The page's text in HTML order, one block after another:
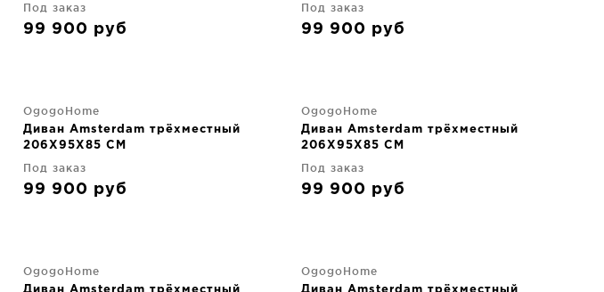
Под заказ
99 900 руб
Под заказ
99 900 руб
OgogoHome
Диван Amsterdam трёхместный
206X95X85 CM
Под заказ
99 900 руб
OgogoHome
Диван Amsterdam трёхместный
206X95X85 CM
Под заказ
99 900 руб
OgogoHome
Диван Amsterdam трёхместный
OgogoHome
Диван Amsterdam трёхместный